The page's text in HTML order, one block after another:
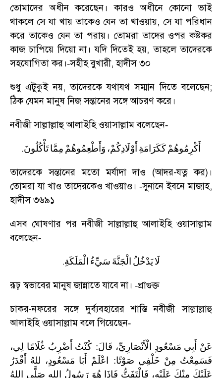
তোমাদের অধীন করেছেন। কারও অধীনে কোনো ভাই
থাকলে সে যা খায় তাকেও যেন তা খাওয়ায়, সে যা পরিধান
করে তাকেও যেন তা পরায়। তোমরা তাদের ওপর কষ্টকর
কাজ চাপিয়ে দিয়ো না। যদি দিতেই হয়,তাহলে তাদেরকে
সহযোগিতা কর।-সহীহ বুখারী,হাদীস ৩০
শুধু এটুকুই নয়,তাদেরকে যথাযথ সম্মান দিতে বলেছেন;
ঠিক যেমন মানুষ নিজ সন্তানের সঙ্গে আচরণ করে।
নবীজী সাল্লাল্লাহু আলাইহি ওয়াসাল্লাম বলেছেন-
أَكْرِمُوهُمْ كَكَرَامَةِ أَوْلَادِكُمْ، وَأَطْعِمُوهُمْ مِمَّاتَأْكُلُونَ.
তাদেরকে সন্তানের মতো মর্যাদা দাও (আদর-যত্ন কর)।
তোমরা যা খাও তাদেরকেও খাওয়াও। -সুনানে ইবনে মাজাহ,
হাদীস ৩৬৯১
এসব ঘোষণার পর নবীজী সাল্লাল্লাহু আলাইহি ওয়াসাল্লাম
বলেছেন-
لَايَدْخُلُ الْجَنَّةَ سَيِّءُ الْمَلَكَةِ.
রূঢ় স্বভাবের মানুষ জান্নাতে যাবে না। -প্রাগুক্ত
চাকর-নফরের সঙ্গে দুর্ব্যবহারের শাস্তি নবীজী সাল্লাল্লাহু
আলাইহি ওয়াসাল্লাম বলে গিয়েছেন-
عَنْ أَبِي مَسْعُودٍ الْأَنْصَارِيِّ، قَالَ: كُنْتُ أَضْرِبُ غُلَامًا لِي،
فَسَمِعْتُ مِنْ خَلْفِي صَوْتًا: اعْلَمْ أَبَا مَسْعُودٍ، للهُ
أَقْدَرُ
عَلَيْكَ مِنْكَ عَلَيْهِ، فَالْتَفَتُّ فَإِذَا هُوَ رَسُولُ اللهِ صَلَّى اللهُ